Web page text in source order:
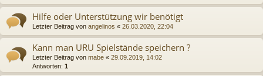
Hilfe oder Unterstützung wir benötigt
Letzter Beitrag von angelinos « 26.03.2020, 22:04
Kann man URU Spielstände speichern ?
Letzter Beitrag von mabe « 29.09.2019, 14:02
Antworten: 1